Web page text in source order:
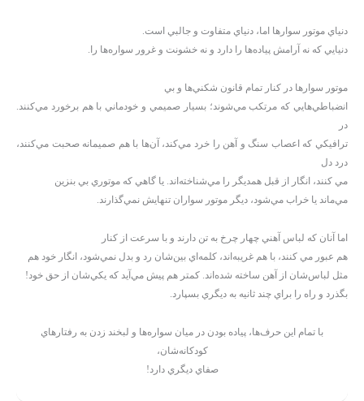
دنياي موتور سوارها اما، دنياي متفاوت و جالبي است.
دنيايي كه نه آرامش پياده‌ها را دارد و نه خشونت و غرور سواره‌ها را.
موتور سوارها در كنار تمام قانون شكني‌ها و بي
انضباطي‌هايي كه مرتكب مي‌شوند؛ بسيار صميمي و خودماني با هم برخورد مي‌كنند.
در
ترافيكي كه اعصاب سنگ و آهن را خرد مي‌كند، آن‌ها با هم صميمانه صحبت مي‌كنند،
درد دل
مي كنند، انگار از قبل همديگر را مي‌شناخته‌اند. يا گاهي كه موتوري بي بنزين
مي‌ماند يا خراب مي‌شود، ديگر موتور سواران تنهايش نمي‌گذارند.
اما آنان كه لباس آهني چهار چرخ به تن دارند و با سرعت از كنار
هم عبور مي كنند، با هم غريبه‌اند، كلمه‌اي بين‌شان رد و بدل نمي‌شود، انگار خود هم
مثل لباس‌شان از آهن ساخته شده‌اند. كمتر هم پيش مي‌آيد كه يكي‌شان از حق خود!
بگذرد و راه را براي چند ثانيه به ديگري بسپارد.
با تمام اين حرف‌ها، پياده بودن در ميان سواره‌ها و لبخند زدن به رفتارهاي
كودكانه‌شان،
صفاي ديگري دارد!